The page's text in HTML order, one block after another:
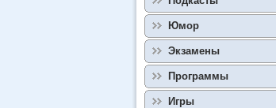
Юмор
Экзамены
Программы
Игры